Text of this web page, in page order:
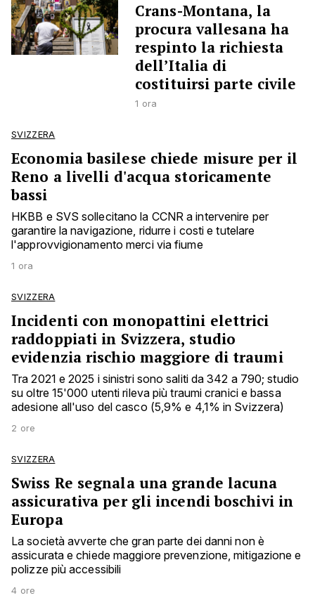
Crans-Montana, la
procura vallesana ha
respinto la richiesta
dell’Italia di
costituirsi parte civile
1 ora
SVIZZERA
Economia basilese chiede misure per il
Reno a livelli d'acqua storicamente
bassi
HKBB e SVS sollecitano la CCNR a intervenire per
garantire la navigazione, ridurre i costi e tutelare
l'approvvigionamento merci via fiume
1 ora
SVIZZERA
Incidenti con monopattini elettrici
raddoppiati in Svizzera, studio
evidenzia rischio maggiore di traumi
Tra 2021 e 2025 i sinistri sono saliti da 342 a 790; studio
su oltre 15'000 utenti rileva più traumi cranici e bassa
adesione all'uso del casco (5,9% e 4,1% in Svizzera)
2 ore
SVIZZERA
Swiss Re segnala una grande lacuna
assicurativa per gli incendi boschivi in
Europa
La società avverte che gran parte dei danni non è
assicurata e chiede maggiore prevenzione, mitigazione e
polizze più accessibili
4 ore